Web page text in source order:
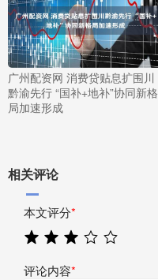
广州配资网 消费贷贴息扩围川
黔渝先行 “国补+地补”协同新格
局加速形成
相关评论
本文评分*
评论内容*